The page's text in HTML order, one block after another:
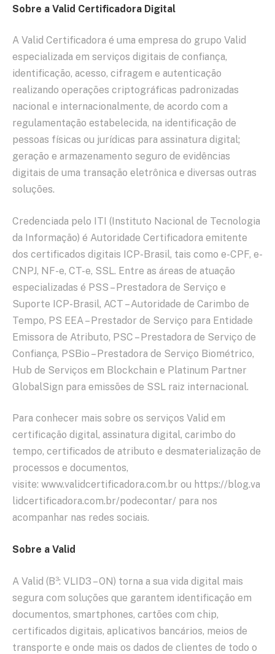
Sobre a Valid Certificadora Digital
A Valid Certificadora é uma empresa do grupo Valid
especializada em serviços digitais de confiança,
identificação, acesso, cifragem e autenticação
realizando operações criptográficas padronizadas
nacional e internacionalmente, de acordo com a
regulamentação estabelecida, na identificação de
pessoas físicas ou jurídicas para assinatura digital;
geração e armazenamento seguro de evidências
digitais de uma transação eletrônica e diversas outras
soluções.
Credenciada pelo ITI (Instituto Nacional de Tecnologia
da Informação) é Autoridade Certificadora emitente
dos certificados digitais ICP-Brasil, tais como e-CPF, e-
CNPJ, NF-e, CT-e, SSL. Entre as áreas de atuação
especializadas é PSS – Prestadora de Serviço e
Suporte ICP-Brasil, ACT – Autoridade de Carimbo de
Tempo, PS EEA – Prestador de Serviço para Entidade
Emissora de Atributo, PSC – Prestadora de Serviço de
Confiança, PSBio – Prestadora de Serviço Biométrico,
Hub de Serviços em Blockchain e Platinum Partner
GlobalSign para emissões de SSL raiz internacional.
Para conhecer mais sobre os serviços Valid em
certificação digital, assinatura digital, carimbo do
tempo, certificados de atributo e desmaterialização de
processos e documentos,
visite: www.validcertificadora.com.br ou https://blog.va
lidcertificadora.com.br/podecontar/ para nos
acompanhar nas redes sociais.
Sobre a Valid
A Valid (B³: VLID3 – ON) torna a sua vida digital mais
segura com soluções que garantem identificação em
documentos, smartphones, cartões com chip,
certificados digitais, aplicativos bancários, meios de
transporte e onde mais os dados de clientes de todo o